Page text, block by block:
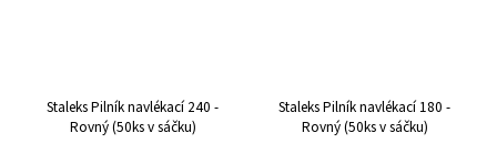
Staleks Pilník navlékací 240 -
Rovný (50ks v sáčku)
Staleks Pilník navlékací 180 -
Rovný (50ks v sáčku)